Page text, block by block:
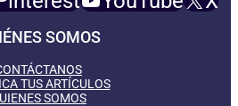
SOMOS
TUS ARTÍCULOS
SOMOS